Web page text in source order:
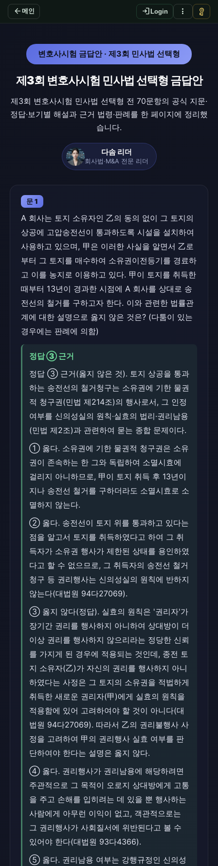
arrow_back 메인 login Login more_vert vpn_key
변호사시험 금답안 · 제3회 민사법 선택형
제3회 변호사시험 민사법 선택형 금답안
제3회 변호사시험 민사법 선택형 전 70문항의 공식 지문·
정답·보기별 해설과 근거 법령·판례를 한 페이지에 정리했
습니다.
다솜 리더
회사법·M&A 전문 리더
문 1
A 회사는 토지 소유자인 乙의 동의 없이 그 토지의
상공에 고압송전선이 통과하도록 시설을 설치하여
사용하고 있으며, 甲은 이러한 사실을 알면서 乙로
부터 그 토지를 매수하여 소유권이전등기를 경료하
고 이를 농지로 이용하고 있다. 甲이 토지를 취득한
때부터 13년이 경과한 시점에 A 회사를 상대로 송
전선의 철거를 구하고자 한다. 이와 관련한 법률관
계에 대한 설명으로 옳지 않은 것은? (다툼이 있는
경우에는 판례에 의함)
정답 ③ 근거
정답 ③ 근거(옳지 않은 것). 토지 상공을 통과
하는 송전선의 철거청구는 소유권에 기한 물권
적 청구권(민법 제214조)의 행사로서, 그 인정
여부를 신의성실의 원칙·실효의 법리·권리남용
(민법 제2조)과 관련하여 묻는 종합 문제이다.
① 옳다. 소유권에 기한 물권적 청구권은 소유
권이 존속하는 한 그와 독립하여 소멸시효에
걸리지 아니하므로, 甲이 토지 취득 후 13년이
지나 송전선 철거를 구하더라도 소멸시효로 소
멸하지 않는다.
② 옳다. 송전선이 토지 위를 통과하고 있다는
점을 알고서 토지를 취득하였다고 하여 그 취
득자가 소유권 행사가 제한된 상태를 용인하였
다고 할 수 없으므로, 그 취득자의 송전선 철거
청구 등 권리행사는 신의성실의 원칙에 반하지
않는다(대법원 94다27069).
③ 옳지 않다(정답). 실효의 원칙은 '권리자'가
장기간 권리를 행사하지 아니하여 상대방이 더
이상 권리를 행사하지 않으리라는 정당한 신뢰
를 가지게 된 경우에 적용되는 것인데, 종전 토
지 소유자(乙)가 자신의 권리를 행사하지 아니
하였다는 사정은 그 토지의 소유권을 적법하게
취득한 새로운 권리자(甲)에게 실효의 원칙을
적용함에 있어 고려하여야 할 것이 아니다(대
법원 94다27069). 따라서 乙의 권리불행사 사
정을 고려하여 甲의 권리행사 실효 여부를 판
단하여야 한다는 설명은 옳지 않다.
④ 옳다. 권리행사가 권리남용에 해당하려면
주관적으로 그 목적이 오로지 상대방에게 고통
을 주고 손해를 입히려는 데 있을 뿐 행사하는
사람에게 아무런 이익이 없고, 객관적으로는
그 권리행사가 사회질서에 위반된다고 볼 수
있어야 한다(대법원 93다4366).
⑤ 옳다. 권리남용 여부는 강행규정인 신의성